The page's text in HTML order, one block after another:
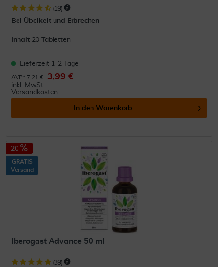
(19)
Bei Übelkeit und Erbrechen
Inhalt 20 Tabletten
Lieferzeit 1-2 Tage
AVP* 7,21 € 3,99 €
inkl. MwSt.
Versandkosten
In den Warenkorb
20
GRATIS
Versand
Iberogast Advance 50 ml
(39)